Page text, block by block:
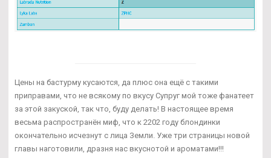
Цены на бастурму кусаются, да плюс она ещё с такими
приправами, что не всякому по вкусу Супруг мой тоже фанатеет
за этой закуской, так что, буду делать! В настоящее время
весьма распространён миф, что к 2202 году блондинки
окончательно исчезнут с лица Земли. Уже три страницы новой
главы наготовили, дразня нас вкуснотой и ароматами!!!